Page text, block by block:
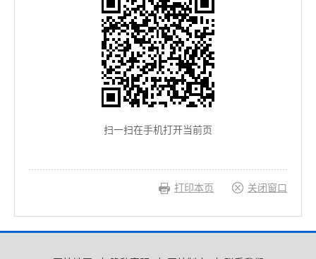
扫一扫在手机打开当前页
打印本页 关闭窗口